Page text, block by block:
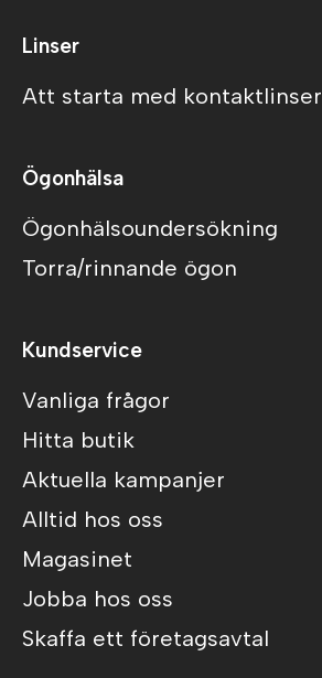
Linser
Att starta med kontaktlinser
Ögonhälsa
Ögonhälsoundersökning
Torra/rinnande ögon
Kundservice
Vanliga frågor
Hitta butik
Aktuella kampanjer
Alltid hos oss
Magasinet
Jobba hos oss
Skaffa ett företagsavtal